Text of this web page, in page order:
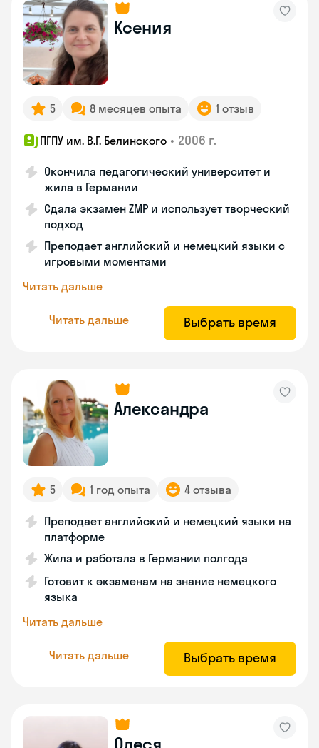
Ксения
5 8 месяцев опыта 1 отзыв
ПГПУ им. В.Г. Белинского • 2006 г.
Окончила педагогический университет и
жила в Германии
Сдала экзамен ZMP и использует творческий
подход
Преподает английский и немецкий языки с
игровыми моментами
Читать дальше
Читать дальше Выбрать время
Александра
5 1 год опыта 4 отзыва
Преподает английский и немецкий языки на
платформе
Жила и работала в Германии полгода
Готовит к экзаменам на знание немецкого
языка
Читать дальше
Читать дальше Выбрать время
Олеся